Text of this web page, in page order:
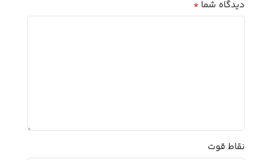
دیدگاه شما *
نقاط قوت